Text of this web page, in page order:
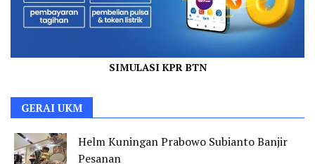
SIMULASI KPR BTN
GERAI UKM
Helm Kuningan Prabowo Subianto Banjir
Pesanan